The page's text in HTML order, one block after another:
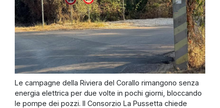
Le campagne della Riviera del Corallo rimangono senza
energia elettrica per due volte in pochi giorni, bloccando
le pompe dei pozzi. Il Consorzio La Pussetta chiede